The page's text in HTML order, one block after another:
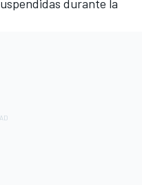
durante la